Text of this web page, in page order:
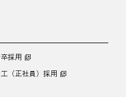
採用
（正社員）採用